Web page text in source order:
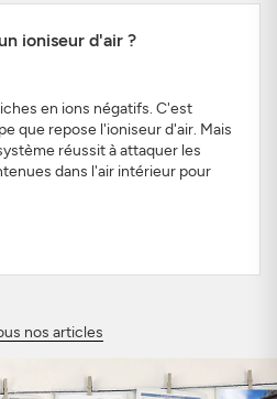
ioniseur d'air ?
en ions négatifs. C'est
que repose l'ioniseur d'air. Mais
réussit à attaquer les
dans l'air intérieur pour
nos articles